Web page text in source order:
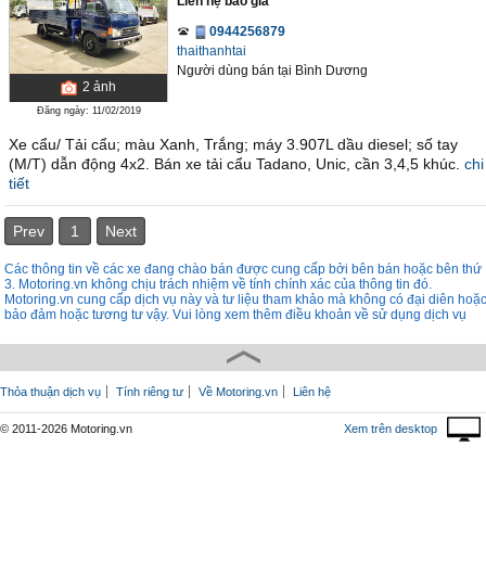
2 ảnh
Đăng ngày: 11/02/2019
0944256879
thaithanhtai
Người dùng bán tại Bình Dương
Xe cẩu/ Tải cẩu; màu Xanh, Trắng; máy 3.907L dầu diesel; số tay
(M/T) dẫn động 4x2. Bán xe tải cẩu Tadano, Unic, cần 3,4,5 khúc. chi
tiết
Prev 1 Next
Các thông tin về các xe đang chào bán được cung cấp bởi bên bán hoặc bên thứ
3. Motoring.vn không chịu trách nhiệm về tính chính xác của thông tin đó.
Motoring.vn cung cấp dịch vụ này và tư liệu tham khảo mà không có đại diên hoặc
bảo đảm hoặc tương tư vậy. Vui lòng xem thêm điều khoản về sử dụng dịch vụ
Thỏa thuận dịch vụ Tính riêng tư Về Motoring.vn Liên hệ
© 2011-2026 Motoring.vn Xem trên desktop